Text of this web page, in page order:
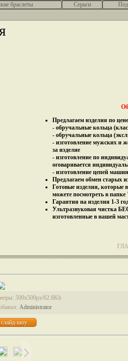
браслеты Серьги
Предлагаем изделия по
- обручальные кольца
- обручальные кольца
- изготовление мужских и
за изделие
- изготовление по
оговаривается
- изготовление цепей
Предлагаем обмен старых
Готовые изделия, которые
можете посмотреть в
Гарантия на изделия 1-3
Ультразвуковая чистка
изготовленные в нашей
: 500x500px/62.8Kb
: Administrator